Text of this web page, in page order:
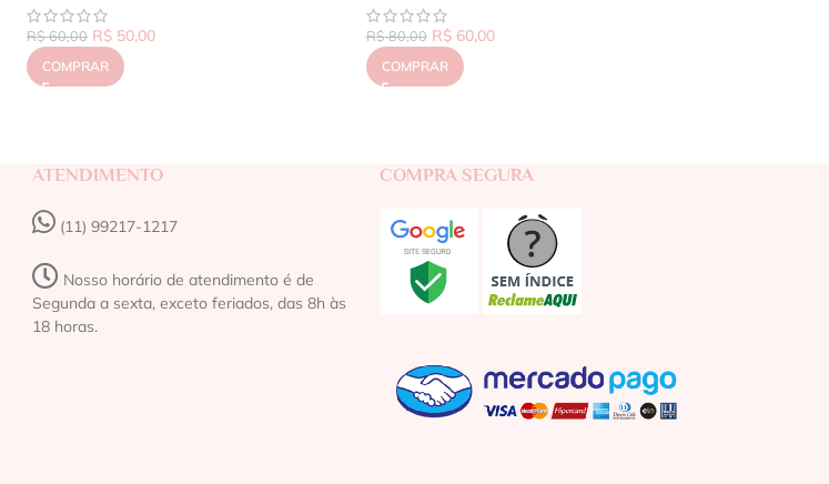
R$60,00 R$ 50,00
COMPRAR
R$80,00 R$60,00
COMPRAR
ATENDIMENTO
(11) 99217-1217‬
Nosso horário de atendimento é de
Segunda a sexta, exceto feriados, das 8h às
18 horas.
COMPRA SEGURA